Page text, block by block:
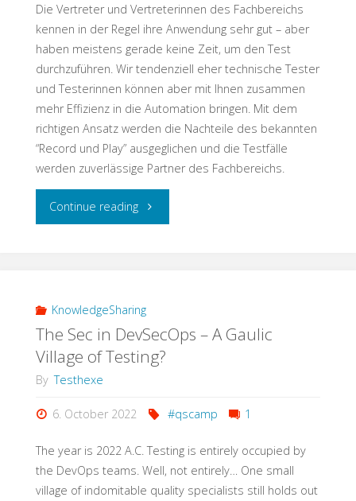
#Yellow
Way"
Die Vertreter und Vertreterinnen des Fachbereichs
kennen in der Regel ihre Anwendung sehr gut – aber
haben meistens gerade keine Zeit, um den Test
durchzuführen. Wir tendenziell eher technische Tester
und Testerinnen können aber mit Ihnen zusammen
mehr Effizienz in die Automation bringen. Mit dem
richtigen Ansatz werden die Nachteile des bekannten
“Record und Play” ausgeglichen und die Testfälle
werden zuverlässige Partner des Fachbereichs.
Continue reading"Testschnack:
und
der
Wie
können
wir
KnowledgeSharing
The Sec in DevSecOps – A Gaulic
Village of Testing?
By Testhexe
6. October 2022 #qscamp 1
The year is 2022 A.C. Testing is entirely occupied by
the DevOps teams. Well, not entirely… One small
village of indomitable quality specialists still holds out